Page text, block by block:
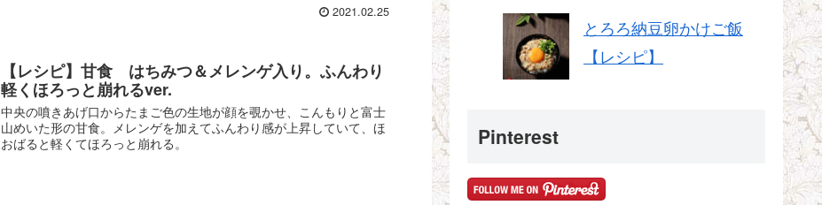
2021.02.25
【レシピ】甘食 はちみつ＆メレンゲ入り。ふんわり
軽くほろっと崩れるver.
中央の噴きあげ口からたまご色の生地が顔を覗かせ、こんもりと富士
山めいた形の甘食。メレンゲを加えてふんわり感が上昇していて、ほ
おばると軽くてほろっと崩れる。
とろろ納豆卵かけご飯
【レシピ】
Pinterest